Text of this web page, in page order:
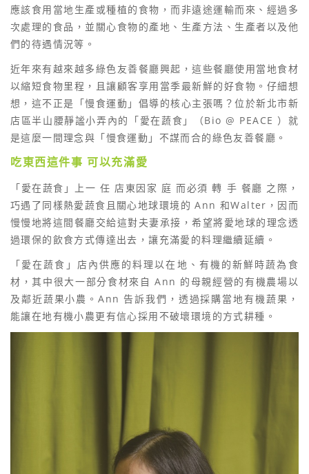
應該食用當地生產或種植的食物，而非遠途運輸而來、經過多
次處理的食品，並關心食物的產地、生產方法、生產者以及他
們的待遇情況等。
近年來有越來越多綠色友善餐廳興起，這些餐廳使用當地食材
以縮短食物里程，且讓顧客享用當季最新鮮的好食物。仔細想
想，這不正是「慢食運動」倡導的核心主張嗎？位於新北市新
店區半山腰靜謐小弄內的「愛在蔬食」（Bio @ PEACE ）就
是這麼一間理念與「慢食運動」不謀而合的綠色友善餐廳。
吃東西這件事 可以充滿愛
「愛在蔬食」上一 任 店東因家 庭 而必須 轉 手 餐廳 之際，
巧遇了同樣熱愛蔬食且關心地球環境的 Ann 和Walter，因而
慢慢地將這間餐廳交給這對夫妻承接，希望將愛地球的理念透
過環保的飲食方式傳達出去，讓充滿愛的料理繼續延續。
「愛在蔬食」店內供應的料理以在地、有機的新鮮時蔬為食
材，其中很大一部分食材來自 Ann 的母親經營的有機農場以
及鄰近蔬果小農。Ann 告訴我們，透過採購當地有機蔬果，
能讓在地有機小農更有信心採用不破壞環境的方式耕種。